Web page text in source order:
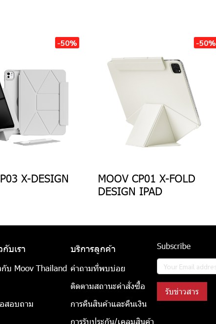
-50%
X-DESIGN
-50%
MOOV CP01 X-FOLD
DESIGN IPAD
กับเรา
กับ Moov Thailand
สอบถาม
บริการลูกค้า
คำถามที่พบบ่อย
ติดตามสถานะคำสั่งซื้อ
การคืนสินค้าและคืนเงิน
การรับประกัน/เคลมสินค้า
Subscribe
รับข่าวสาร